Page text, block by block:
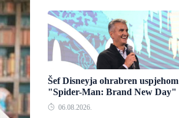
Šef Disneyja ohrabren uspjehom
"Spider-Man: Brand New Day"
06.08.2026.